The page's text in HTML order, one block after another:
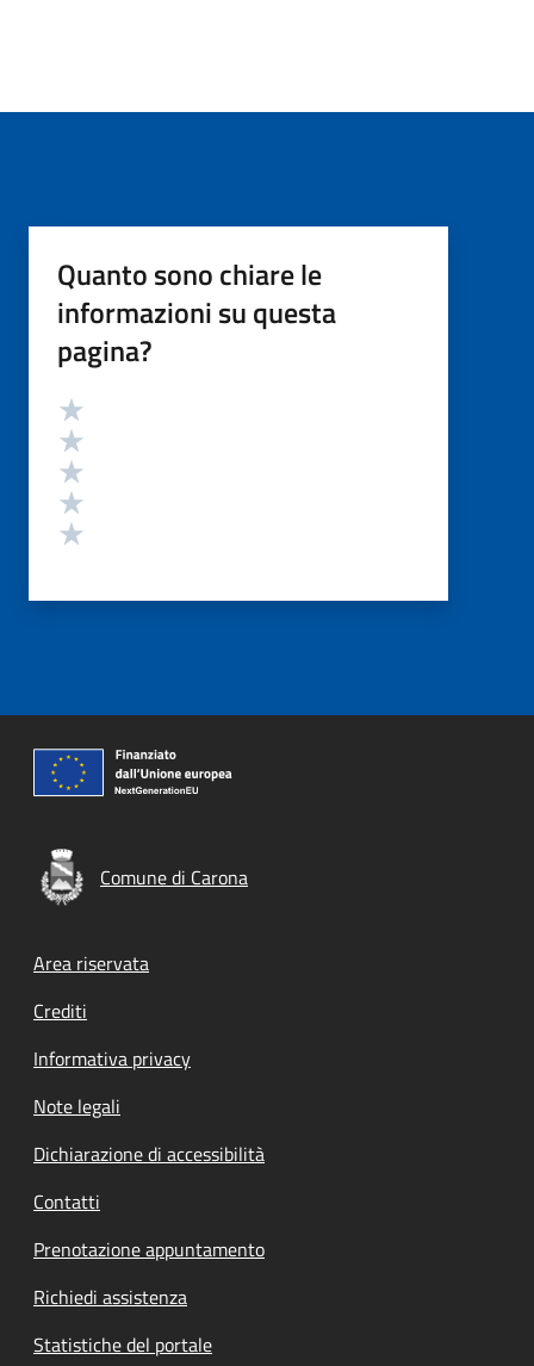
Quanto sono chiare le
informazioni su questa
pagina?
Valutazione
Comune di Carona
Footer menu
Area riservata
Crediti
Informativa privacy
Note legali
Dichiarazione di accessibilità
Contatti
Prenotazione appuntamento
Richiedi assistenza
Statistiche del portale